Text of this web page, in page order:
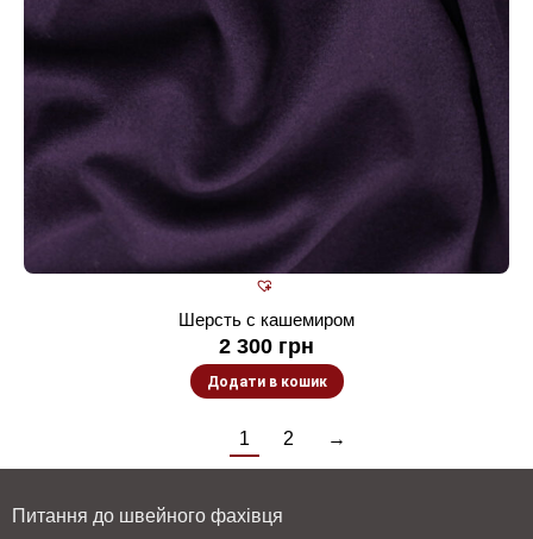
Шерсть с кашемиром
2 300 грн
Додати в кошик
1 2 →
Питання до швейного фахівця